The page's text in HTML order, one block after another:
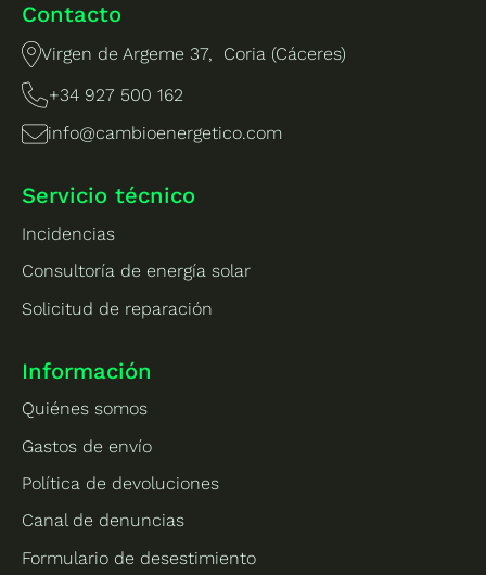
Contacto
Virgen de Argeme 37, Coria (Cáceres)
+34 927 500 162
info@cambioenergetico.com
Servicio técnico
Incidencias
Consultoría de energía solar
Solicitud de reparación
Información
Quiénes somos
Gastos de envío
Política de devoluciones
Canal de denuncias
Formulario de desestimiento